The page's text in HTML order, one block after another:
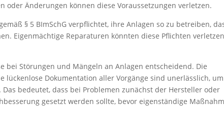
oder Änderungen können diese Voraussetzungen verletzen.
§ 5 BImSchG verpflichtet, ihre Anlagen so zu betreiben,
Eigenmächtige Reparaturen könnten diese Pflichten verletzen
bei Störungen und Mängeln an Anlagen entscheidend. Die
Dokumentation aller Vorgänge sind unerlässlich, um
bedeutet, dass bei Problemen zunächst der Hersteller oder
gesetzt werden sollte, bevor eigenständige